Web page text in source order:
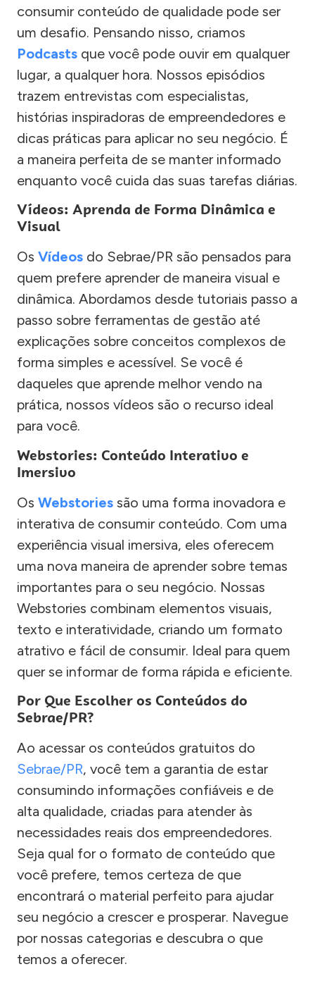
consumir conteúdo de qualidade pode ser
um desafio. Pensando nisso, criamos
Podcasts que você pode ouvir em qualquer
lugar, a qualquer hora. Nossos episódios
trazem entrevistas com especialistas,
histórias inspiradoras de empreendedores e
dicas práticas para aplicar no seu negócio. É
a maneira perfeita de se manter informado
enquanto você cuida das suas tarefas diárias.
Vídeos: Aprenda de Forma Dinâmica e
Visual
Os Vídeos do Sebrae/PR são pensados para
quem prefere aprender de maneira visual e
dinâmica. Abordamos desde tutoriais passo a
passo sobre ferramentas de gestão até
explicações sobre conceitos complexos de
forma simples e acessível. Se você é
daqueles que aprende melhor vendo na
prática, nossos vídeos são o recurso ideal
para você.
Webstories: Conteúdo Interativo e
Imersivo
Os Webstories são uma forma inovadora e
interativa de consumir conteúdo. Com uma
experiência visual imersiva, eles oferecem
uma nova maneira de aprender sobre temas
importantes para o seu negócio. Nossas
Webstories combinam elementos visuais,
texto e interatividade, criando um formato
atrativo e fácil de consumir. Ideal para quem
quer se informar de forma rápida e eficiente.
Por Que Escolher os Conteúdos do
Sebrae/PR?
Ao acessar os conteúdos gratuitos do
Sebrae/PR, você tem a garantia de estar
consumindo informações confiáveis e de
alta qualidade, criadas para atender às
necessidades reais dos empreendedores.
Seja qual for o formato de conteúdo que
você prefere, temos certeza de que
encontrará o material perfeito para ajudar
seu negócio a crescer e prosperar. Navegue
por nossas categorias e descubra o que
temos a oferecer.